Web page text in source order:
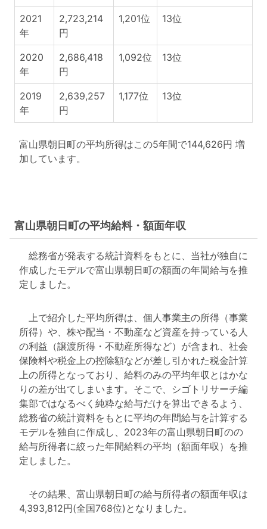
2021
年
2,723,214
円
1,201位 13位
2020
年
2,686,418
円
1,092位 13位
2019
年
2,639,257
円
1,177位 13位
富山県朝日町の平均所得はこの5年間で144,626円 増
加しています。
富山県朝日町の平均給料・額面年収
総務省が発表する統計資料をもとに、当社が独自に
作成したモデルで富山県朝日町の額面の年間給与を推
定しました。
上で紹介した平均所得は、個人事業主の所得（事業
所得）や、株や配当・不動産など資産を持っている人
の利益（譲渡所得・不動産所得など）が含まれ、社会
保険料や税金上の控除額などが差し引かれた税金計算
上の所得となっており、給料のみの平均年収とはかな
りの差が出てしまいます。そこで、シゴトリサーチ編
集部ではなるべく純粋な給与だけを算出できるよう、
総務省の統計資料をもとに平均の年間給与を計算する
モデルを独自に作成し、2023年の富山県朝日町のの
給与所得者に絞った年間給料の平均（額面年収）を推
定しました。
その結果、富山県朝日町の給与所得者の額面年収は
4,393,812円(全国768位)となりました。